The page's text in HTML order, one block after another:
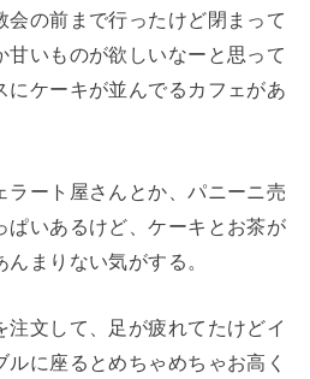
会の前まで行ったけど閉まって
甘いものが欲しいなーと思って
にケーキが並んでるカフェがあ
ラート屋さんとか、パニーニ売
ぱいあるけど、ケーキとお茶が
まりない気がする。
注文して、足が疲れてたけどイ
に座るとめちゃめちゃお高く